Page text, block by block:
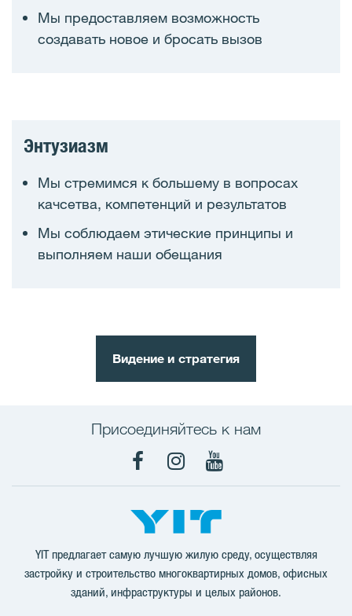
Мы предоставляем возможность
создавать новое и бросать вызов
Энтузиазм
Мы стремимся к большему в вопросах
качсетва, компетенций и результатов
Мы соблюдаем этические принципы и
выполняем наши обещания
Видение и cтратегия
Присоединяйтесь к нам
FacebookInstagram
YouTube
YIT предлагает самую лучшую жилую среду, осуществляя
застройку и строительство многоквартирных домов, офисных
зданий, инфраструктуры и целых районов.